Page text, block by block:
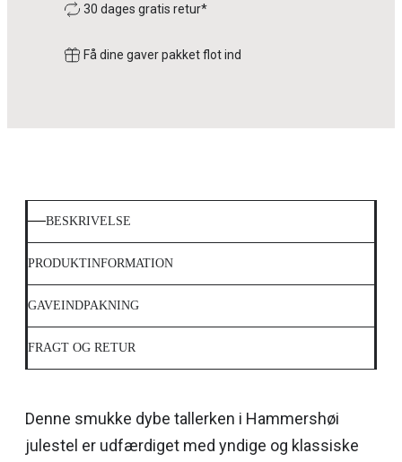
30 dages gratis retur*
Få dine gaver pakket flot ind
BESKRIVELSE
PRODUKTINFORMATION
GAVEINDPAKNING
FRAGT OG RETUR
Denne smukke dybe tallerken i Hammershøi
julestel er udfærdiget med yndige og klassiske